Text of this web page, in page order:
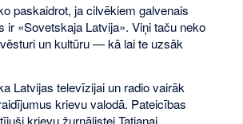
paskaidrot, ja cilvēkiem galvenais
ir «Sovetskaja Latvija». Viņi taču neko
un kultūru — kā lai te uzsāk
Latvijas televīzijai un radio vairāk
krievu valodā. Pateicības